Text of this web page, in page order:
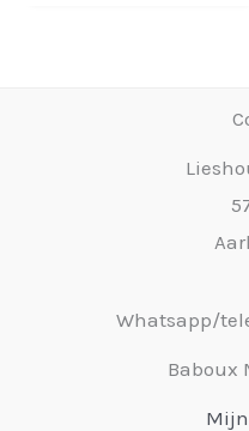
Whatsapp/
Baboux